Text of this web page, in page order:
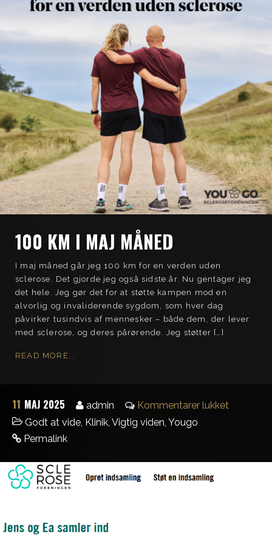
100 KM I MAJ MÅNED
I maj måned går jeg 100 km for en verden uden
sclerose. Det gjorde jeg også sidste år. Nu gentager jeg
det hele. Jeg gør det for at støtte kampen mod en
alvorlig og invaliderende sygdom, som hver dag
påvirker tusindvis af mennesker – både dem, der lever
med sclerose, og deres pårørende. Jeg støtter […]
READ MORE...
11 MAJ 2025 admin
Kommentarer lukket
Godt at vide Klinik Vigtig viden Yougo
Permalink